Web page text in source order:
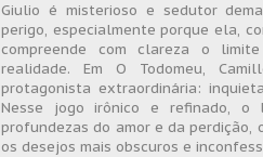
Giulio é misterioso e sedutor
perigo, especialmente porque ela,
compreende com clareza o
realidade. Em O Todomeu,
protagonista extraordinária:
Nesse jogo irônico e refinado,
profundezas do amor e da perdição,
os desejos mais obscuros e